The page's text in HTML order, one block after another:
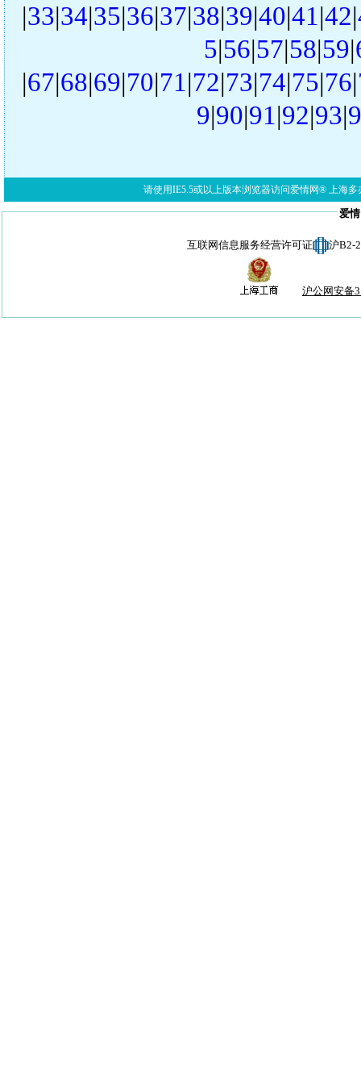
|33|34|35|36|37|38|39|40|41|42|
5|56|57|58|59|
|67|68|69|70|71|72|73|74|75|76|
9|90|91|92|93|
请使用IE5.5或以上版本浏览器访问爱情网® 上海多
爱
互联网信息服务经营许可证 沪B2-
沪公网安备